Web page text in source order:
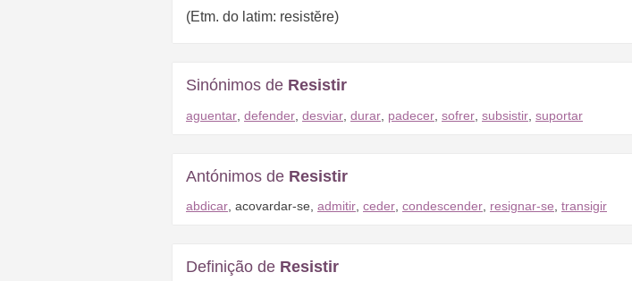
(Etm. do latim: resistĕre)
Sinónimos de Resistir
aguentar defender desviar durar padecer sofrer subsistir suportar
Antónimos de Resistir
abdicar, acovardar-se, admitir, ceder, condescender, resignar-se, transigir
Definição de Resistir